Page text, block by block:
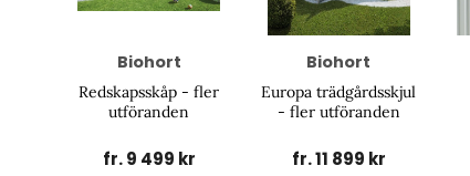
Biohort
Redskapsskåp - fler
utföranden
fr. 9 499 kr
Biohort
Europa trädgårdsskjul
- fler utföranden
fr. 11 899 kr